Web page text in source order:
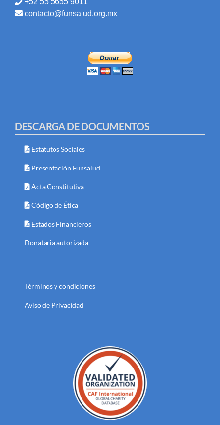
+52 55 5655 9011
contacto@funsalud.org.mx
DESCARGA DE DOCUMENTOS
Estatutos Sociales
Presentación Funsalud
Acta Constitutiva
Código de Ética
Estados Financieros
Donataria autorizada
Términos y condiciones
Aviso de Privacidad